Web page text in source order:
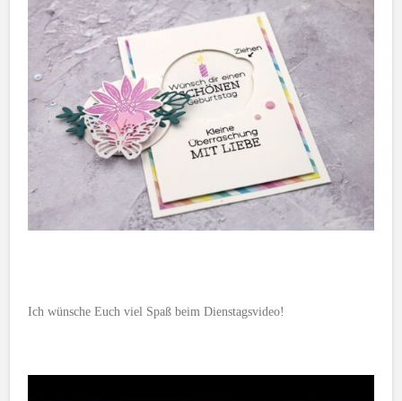
Ich wünsche Euch viel Spaß beim Dienstagsvideo!